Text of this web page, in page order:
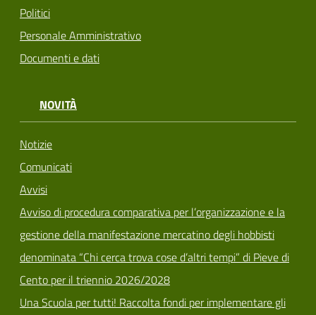
Politici
Personale Amministrativo
Documenti e dati
NOVITÀ
Notizie
Comunicati
Avvisi
Avviso di procedura comparativa per l’organizzazione e la
gestione della manifestazione mercatino degli hobbisti
denominata “Chi cerca trova cose d’altri tempi” di Pieve di
Cento per il triennio 2026/2028
Una Scuola per tutti! Raccolta fondi per implementare gli